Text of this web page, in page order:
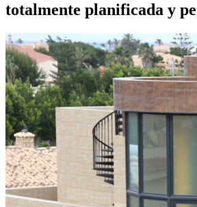
totalmente planificada y